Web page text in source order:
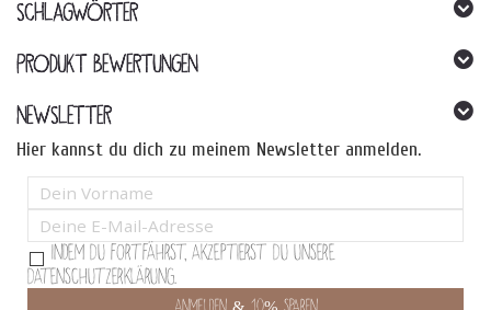
SCHLAGWÖRTER
PRODUKT BEWERTUNGEN
NEWSLETTER
Hier kannst du dich zu meinem Newsletter anmelden.
Indem Du fortfährst, akzeptierst Du unsere
Datenschutzerklärung.